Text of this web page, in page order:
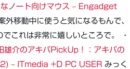
ノート向けマウス – Engadget
移動中に使うと気になるもんで、
これは非常に嬉しいところで。 ・
雄介のアキバPickUp！：アキバの
2) – ITmedia +D PC USER みっく